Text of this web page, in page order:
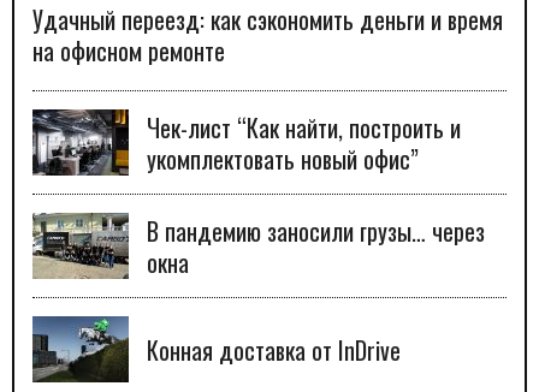
Удачный переезд: как сэкономить деньги и время
на офисном ремонте
Чек-лист “Как найти, построить и
укомплектовать новый офис”
В пандемию заносили грузы… через
окна
Конная доставка от InDrive